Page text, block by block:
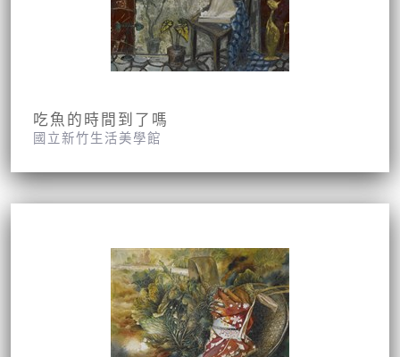
吃魚的時間到了嗎
國立新竹生活美學館